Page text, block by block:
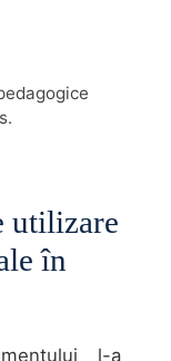
utilizare
în
l-a